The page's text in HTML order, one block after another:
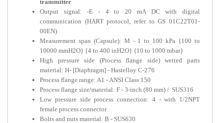
Output signal: -E - 4 to 20
communication (HART protocol,
Measurement span (Capsule): M - 1
10000 mmH2O} {4 to 400 inH2O} {10
High pressure side (Process flange
material: H- [Diaphragm] - Hastelloy C-
Process flange range: A1 - ANSI Class
Process flange size/material: F - 3-inch
Low pressure side process
Bolts and nuts material: B - SUS630